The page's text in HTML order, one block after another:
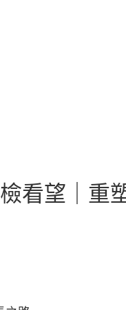
看望｜重